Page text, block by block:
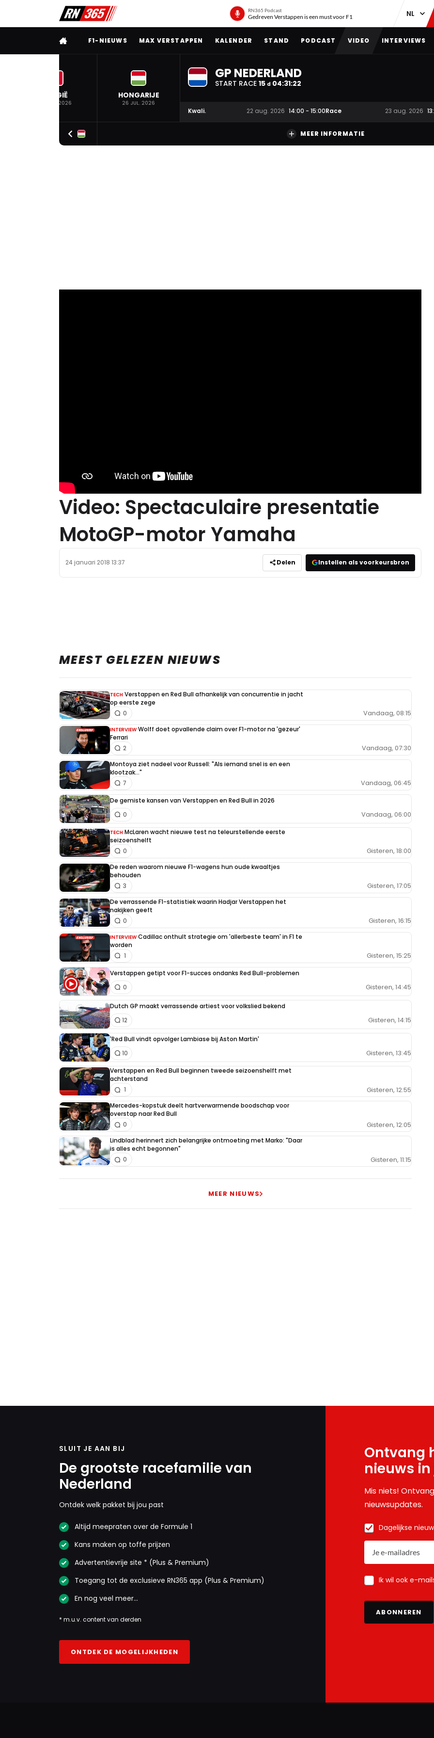
RN365 Podcast
Gedreven Verstappen is een must voor F1
VOLLEDIG MENU
F1-NIEUWS MAX VERSTAPPEN KALENDER STAND PODCAST VIDEO INTERVIEWS
BELGIË
19 JUL. 2026
HONGARIJE
26 JUL. 2026
GP NEDERLAND
START RACE 15 d 04:31:22
Kwali. 22 aug. 2026 14:00 - 15:00Race 23 aug. 2026
MEER INFORMATIE
Video: Spectaculaire presentatie
MotoGP-motor Yamaha
24 januari 2018 13:37 Delen Instellen als voorkeursbron
MEEST GELEZEN NIEUWS
TECH Verstappen en Red Bull afhankelijk van concurrentie in jacht
op eerste zege
Vandaag, 08:15
0
INTERVIEW Wolff doet opvallende claim over F1-motor na 'gezeur'
Ferrari
Vandaag, 07:30
2
Montoya ziet nadeel voor Russell: "Als iemand snel is en een
klootzak..."
Vandaag, 06:45
7
De gemiste kansen van Verstappen en Red Bull in 2026
Vandaag, 06:00
0
TECH McLaren wacht nieuwe test na teleurstellende eerste
seizoenshelft
Gisteren, 18:00
0
De reden waarom nieuwe F1-wagens hun oude kwaaltjes
behouden
Gisteren, 17:05
3
De verrassende F1-statistiek waarin Hadjar Verstappen het
nakijken geeft
Gisteren, 16:15
0
INTERVIEW Cadillac onthult strategie om 'allerbeste team' in F1 te
worden
Gisteren, 15:25
1
Verstappen getipt voor F1-succes ondanks Red Bull-problemen
Gisteren, 14:45
0
Dutch GP maakt verrassende artiest voor volkslied bekend
Gisteren, 14:15
12
'Red Bull vindt opvolger Lambiase bij Aston Martin'
Gisteren, 13:45
10
Verstappen en Red Bull beginnen tweede seizoenshelft met
achterstand
Gisteren, 12:55
1
Mercedes-kopstuk deelt hartverwarmende boodschap voor
overstap naar Red Bull
Gisteren, 12:05
0
Lindblad herinnert zich belangrijke ontmoeting met Marko: "Daar
is alles echt begonnen"
Gisteren, 11:15
0
MEER NIEUWS
SLUIT JE AAN BIJ
De grootste racefamilie van
Nederland
Ontdek welk pakket bij jou past
Altijd meepraten over de Formule 1
Kans maken op toffe prijzen
Advertentievrije site * (Plus & Premium)
Toegang tot de exclusieve RN365 app (Plus & Premium)
En nog veel meer…
* m.u.v. content van derden
ONTDEK DE MOGELIJKHEDEN
Ontvang
nieuws
Mis niets!
nieuwsupdates.
Dagelijkse
Ik wil ook e-
ABONNEREN